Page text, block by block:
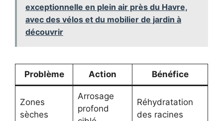
exceptionnelle en plein air près du Havre,
avec des vélos et du mobilier de jardin à
découvrir
Problème Action Bénéfice
Zones
sèches
Arrosage
profond
Réhydratation
des racines